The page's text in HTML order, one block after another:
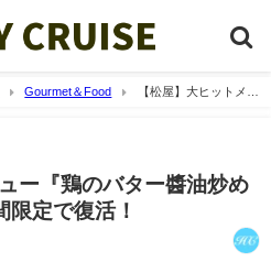
Gourmet＆Food
【松屋】大ヒットメニ
ー『鶏のバター醬油炒め
限定で復活！